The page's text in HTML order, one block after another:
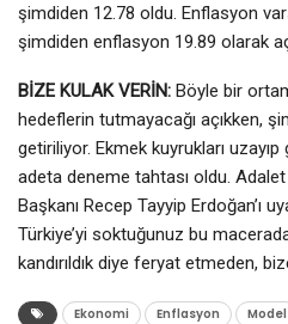
şimdiden 12.78 oldu. Enflasyon
şimdiden enflasyon 19.89 olarak
BİZE KULAK VERİN: Böyle bir
hedeflerin tutmayacağı açıkken,
getiriliyor. Ekmek kuyrukları
adeta deneme tahtası oldu.
Başkanı Recep Tayyip Erdoğan’ı
Türkiye’yi soktuğunuz bu
kandırıldık diye feryat etmeden,
Ekonomi Enflasyon Model